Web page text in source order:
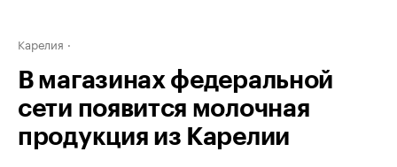
Карелия
В магазинах федеральной
сети появится молочная
продукция из Карелии